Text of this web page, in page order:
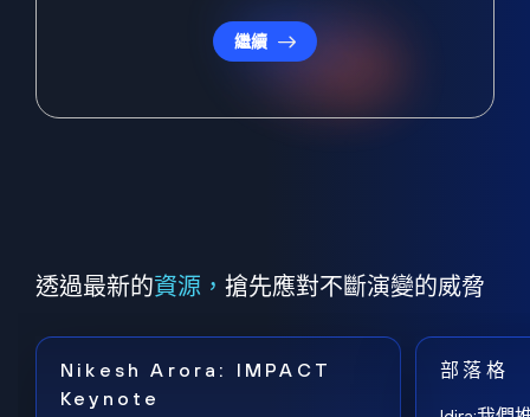
繼續
透過最新的資源， 搶先應對不斷演變的威脅
Nikesh Arora: IMPACT
Keynote
部落格